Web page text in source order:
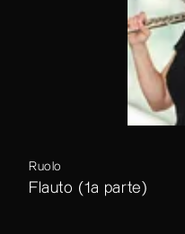
Ruolo
Flauto (1a parte)